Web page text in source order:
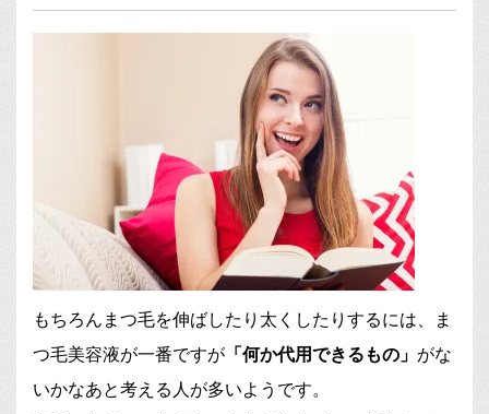
もちろんまつ毛を伸ばしたり太くしたりするには、ま
つ毛美容液が一番ですが 「何か代用できるもの」 がな
いかなあと考える人が多いようです。